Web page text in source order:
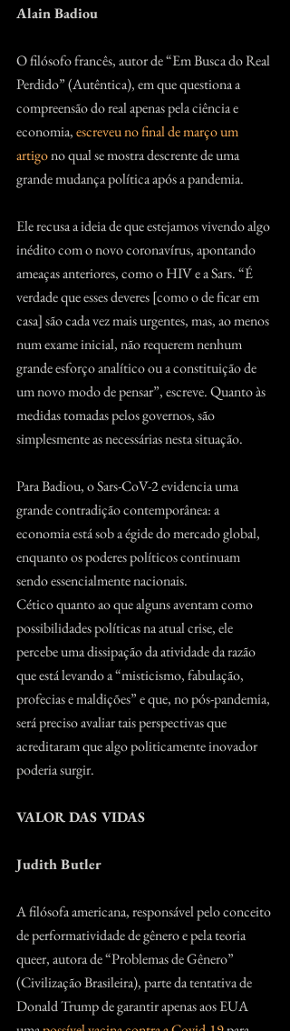
Alain Badiou
O filósofo francês, autor de “Em Busca do Real
Perdido” (Autêntica), em que questiona a
compreensão do real apenas pela ciência e
economia, escreveu no final de março um
artigo no qual se mostra descrente de uma
grande mudança política após a pandemia.
Ele recusa a ideia de que estejamos vivendo algo
inédito com o novo coronavírus, apontando
ameaças anteriores, como o HIV e a Sars. “É
verdade que esses deveres [como o de ficar em
casa] são cada vez mais urgentes, mas, ao menos
num exame inicial, não requerem nenhum
grande esforço analítico ou a constituição de
um novo modo de pensar”, escreve. Quanto às
medidas tomadas pelos governos, são
simplesmente as necessárias nesta situação.
Para Badiou, o Sars-CoV-2 evidencia uma
grande contradição contemporânea: a
economia está sob a égide do mercado global,
enquanto os poderes políticos continuam
sendo essencialmente nacionais.
Cético quanto ao que alguns aventam como
possibilidades políticas na atual crise, ele
percebe uma dissipação da atividade da razão
que está levando a “misticismo, fabulação,
profecias e maldições” e que, no pós-pandemia,
será preciso avaliar tais perspectivas que
acreditaram que algo politicamente inovador
poderia surgir.
VALOR DAS VIDAS
Judith Butler
A filósofa americana, responsável pelo conceito
de performatividade de gênero e pela teoria
queer, autora de “Problemas de Gênero”
(Civilização Brasileira), parte da tentativa de
Donald Trump de garantir apenas aos EUA